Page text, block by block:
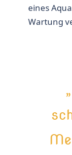
eines
Wartung